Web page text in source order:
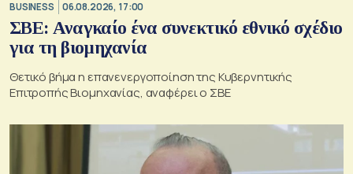
BUSINESS 06.08.2026, 17:00
ΣΒΕ: Αναγκαίο ένα συνεκτικό εθνικό σχέδιο
για τη βιομηχανία
Θετικό βήμα η επανενεργοποίηση της Κυβερνητικής
Επιτροπής Βιομηχανίας, αναφέρει ο ΣΒΕ